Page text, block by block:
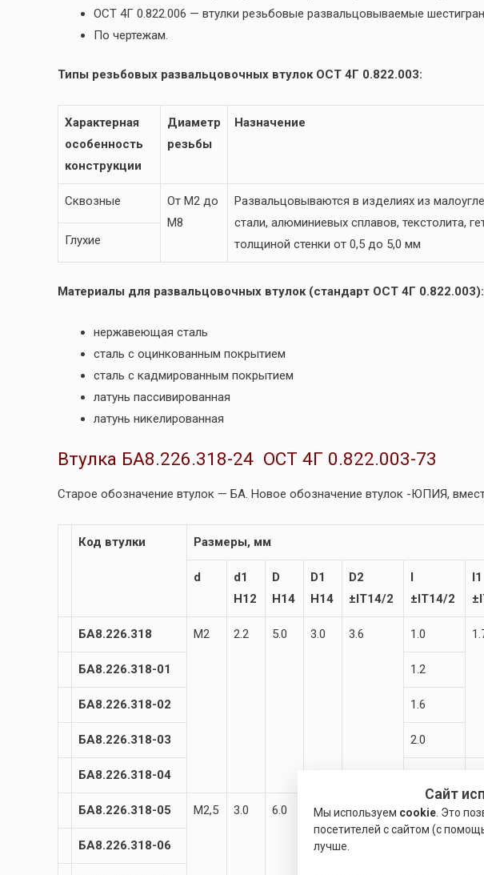
ОСТ 4Г 0.822.006 — втулки резьбовые развальцовываемые
По чертежам.
Типы резьбовых развальцовочных втулок ОСТ 4Г 0.822.003:
Характерная
особенность
конструкции
Диаметр
резьбы
Назначение
Сквозные
От М2 до
М8
Развальцовываются в изделиях из
стали, алюминиевых сплавов, текстолита,
толщиной стенки от 0,5 до 5,0 мм
Глухие
Материалы для развальцовочных втулок (стандарт ОСТ 4Г 0.822.003):
нержавеющая сталь
сталь с оцинкованным покрытием
сталь с кадмированным покрытием
латунь пассивированная
латунь никелированная
Втулка БА8.226.318-24 ОСТ 4Г 0.822.003-73
Старое обозначение втулок — БА. Новое обозначение втулок -ЮПИЯ,
Код втулки Размеры, мм
d
d1
H12
D
H14
D1
H14
D2
±IT14/2
I
±IT14/2
l1
БА8.226.318 М2 2.2 5.0 3.0 3.6 1.0
БА8.226.318-01 1.2
БА8.226.318-02 1.6
БА8.226.318-03 2.0
БА8.226.318-04
БА8.226.318-05 М2,5 3.0 6.0 3.8 4.5 1.0
БА8.226.318-06
Сайт
Мы используем cookie . Это
посетителей с сайтом (с
лучше.